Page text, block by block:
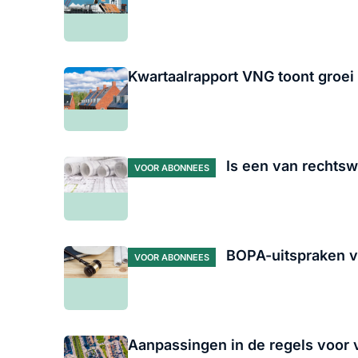
Kwartaalrapport VNG toont
VOOR ABONNEES Is een van
VOOR ABONNEES BOPA-uitspraken
Aanpassingen in de regels